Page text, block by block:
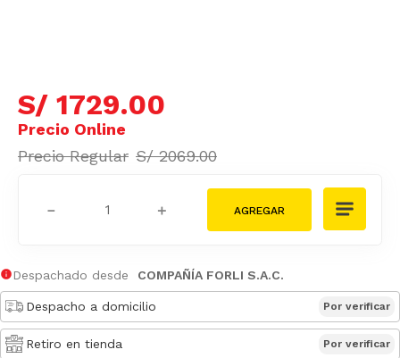
S/ 1729.00
S/ 2069.00
＋
－
Despachado desde COMPAÑÍA FORLI S.A.C.
Despacho a domicilio Por verificar
Retiro en tienda Por verificar